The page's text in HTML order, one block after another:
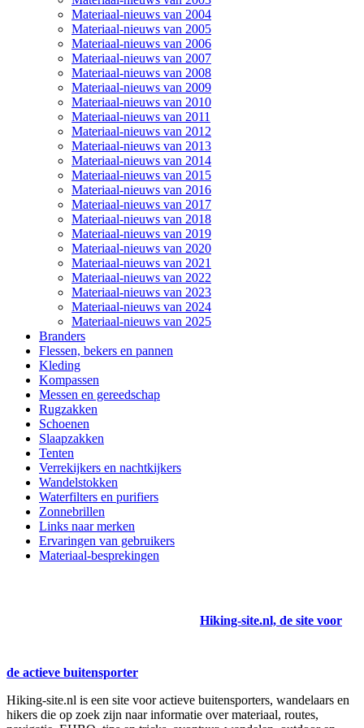
Materiaal-nieuws van 2004
Materiaal-nieuws van 2005
Materiaal-nieuws van 2006
Materiaal-nieuws van 2007
Materiaal-nieuws van 2008
Materiaal-nieuws van 2009
Materiaal-nieuws van 2010
Materiaal-nieuws van 2011
Materiaal-nieuws van 2012
Materiaal-nieuws van 2013
Materiaal-nieuws van 2014
Materiaal-nieuws van 2015
Materiaal-nieuws van 2016
Materiaal-nieuws van 2017
Materiaal-nieuws van 2018
Materiaal-nieuws van 2019
Materiaal-nieuws van 2020
Materiaal-nieuws van 2021
Materiaal-nieuws van 2022
Materiaal-nieuws van 2023
Materiaal-nieuws van 2024
Materiaal-nieuws van 2025
Branders
Flessen, bekers en pannen
Kleding
Kompassen
Messen en gereedschap
Rugzakken
Schoenen
Slaapzakken
Tenten
Verrekijkers en nachtkijkers
Wandelstokken
Waterfilters en purifiers
Zonnebrillen
Links naar merken
Ervaringen van gebruikers
Materiaal-besprekingen
Hiking-site.nl, de site voor
de actieve buitensporter
Hiking-site.nl is een site voor actieve buitensporters, wandelaars en
hikers die op zoek zijn naar informatie over materiaal, routes,